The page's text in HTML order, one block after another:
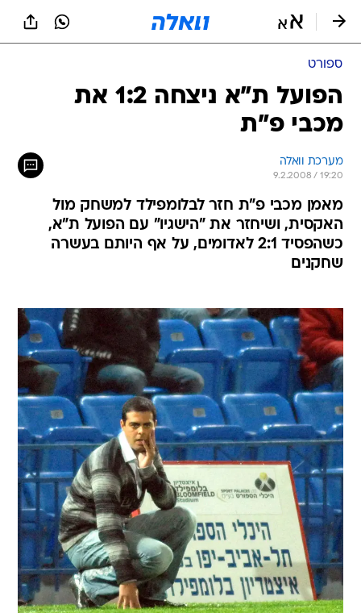
ספורט
הפועל ת"א ניצחה 1:2 את
מכבי פ"ת
מערכת וואלה
9.2.2008 / 19:20
מאמן מכבי פ"ת חזר לבלומפילד למשחק מול
האקסית, ושיחזר את "הישגיו" עם הפועל ת"א,
כשהפסיד 2:1 לאדומים, על אף היותם בעשרה
שחקנים